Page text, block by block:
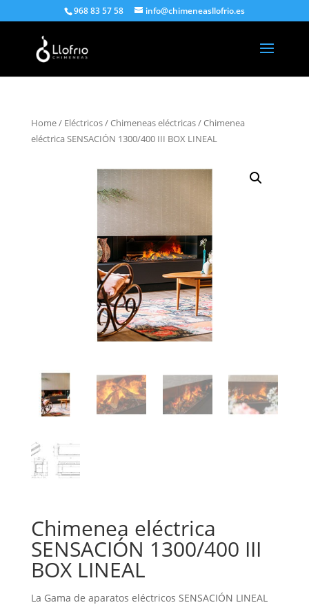
968 83 57 58 info@chimeneasllofrio.es
Home/ Eléctricos/Chimeneas eléctricas/ Chimenea
eléctrica SENSACIÓN 1300/400 III BOX LINEAL
Chimenea eléctrica
SENSACIÓN 1300/400 III
BOX LINEAL
La Gama de aparatos eléctricos SENSACIÓN LINEAL